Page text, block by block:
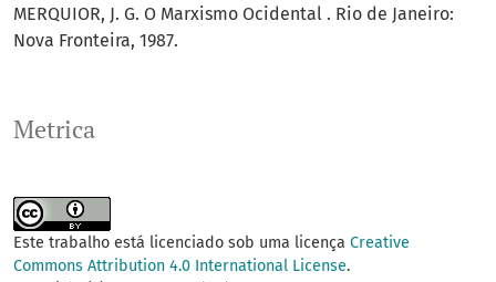
Metrica
MERQUIOR, J. G. O Marxismo Ocidental . Rio de Janeiro:
Nova Fronteira, 1987.
Este trabalho está licenciado sob uma licença Creative
Commons Attribution 4.0 International License.